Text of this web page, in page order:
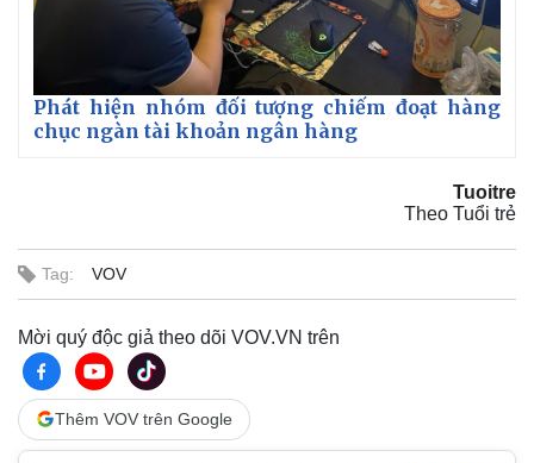
Quan sát
Video
Ảnh
E-Magazine
Infographic
Phát hiện nhóm đối tượng chiếm đoạt hàng
chục ngàn tài khoản ngân hàng
Tuoitre
Theo Tuổi trẻ
Tag: VOV
Mời quý độc giả theo dõi VOV.VN trên
Thêm VOV trên Google